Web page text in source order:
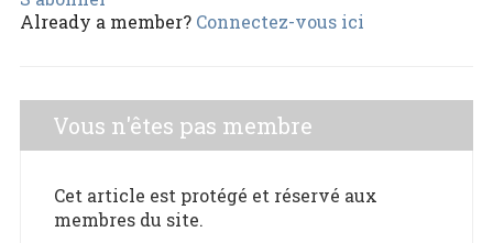
Already a member? Connectez-vous ici
Vous n'êtes pas membre
Cet article est protégé et réservé aux
membres du site.